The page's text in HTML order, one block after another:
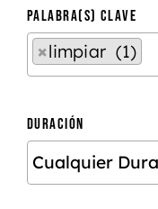
PALABRA(S) CLAVE
×limpiar (1)
DURACIÓN